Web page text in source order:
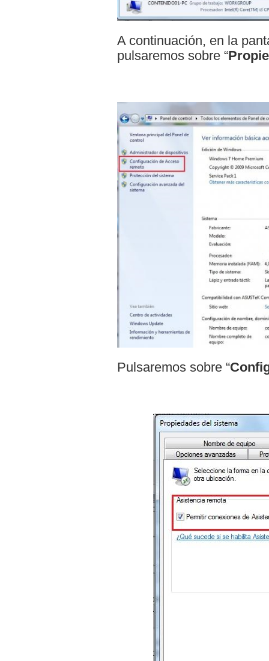
A continuación, en la
pulsaremos sobre “
Pulsaremos sobre “